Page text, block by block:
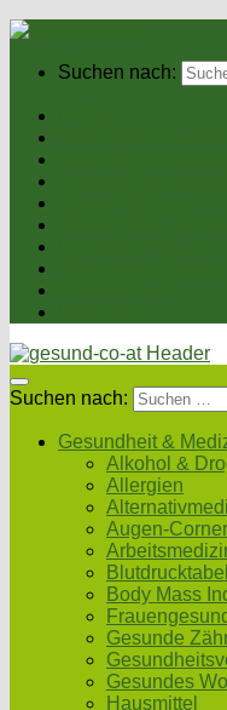
Suchen nach:
Suchen nach:
Gesundheit &
Alkohol &
Allergien
Augen-Corner
Body Mass
Gesunde
Gesundes
Hausmittel